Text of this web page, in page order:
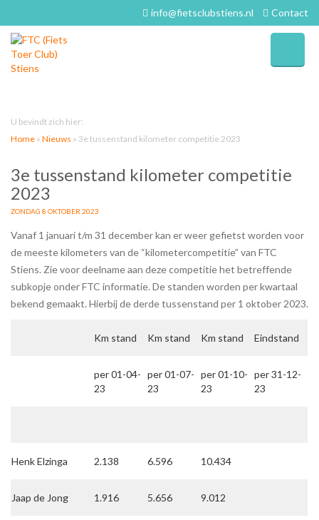
info@fietsclubstiens.nl Contact
U bevindt zich hier:
Home » Nieuws » 3e tussenstand kilometer competitie 2023
3e tussenstand kilometer competitie
2023
ZONDAG 8 OKTOBER 2023
Vanaf 1 januari t/m 31 december kan er weer gefietst worden voor
de meeste kilometers van de “kilometercompetitie” van FTC
Stiens. Zie voor deelname aan deze competitie het betreffende
subkopje onder FTC informatie. De standen worden per kwartaal
bekend gemaakt. Hierbij de derde tussenstand per 1 oktober 2023.
Km stand Km stand Km stand Eindstand
per 01-04-
23
per 01-07-
23
per 01-10-
23
per 31-12-
23
Henk Elzinga 2.138 6.596 10.434
Jaap de Jong 1.916 5.656 9.012